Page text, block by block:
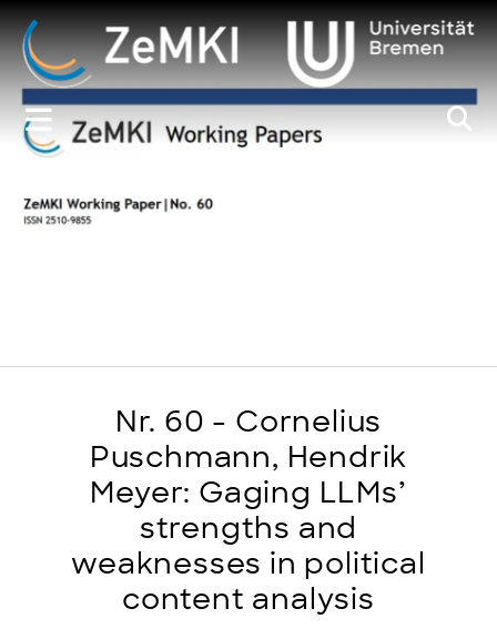
Zum
Inhalt
springen
Nr. 60 - Cornelius
Puschmann, Hendrik
Meyer: Gaging LLMs’
strengths and
weaknesses in political
content analysis